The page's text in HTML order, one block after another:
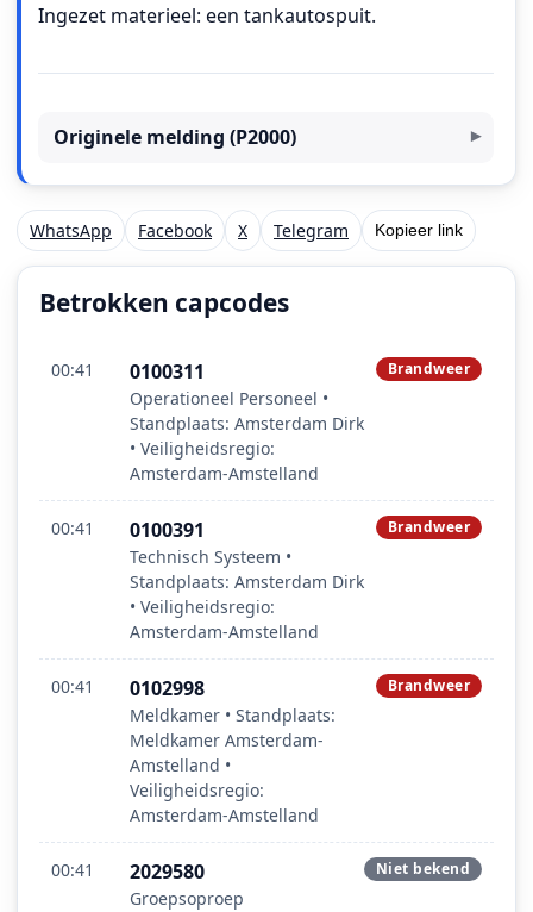
Ingezet materieel: een tankautospuit.
Originele melding (P2000)
WhatsApp Facebook X Telegram Kopieer link
Betrokken capcodes
00:41 0100311
Operationeel Personeel •
Standplaats: Amsterdam Dirk
• Veiligheidsregio:
Amsterdam-Amstelland
Brandweer
00:41 0100391
Technisch Systeem •
Standplaats: Amsterdam Dirk
• Veiligheidsregio:
Amsterdam-Amstelland
Brandweer
00:41 0102998
Meldkamer • Standplaats:
Meldkamer Amsterdam-
Amstelland •
Veiligheidsregio:
Amsterdam-Amstelland
Brandweer
00:41 2029580
Groepsoproep
Niet bekend